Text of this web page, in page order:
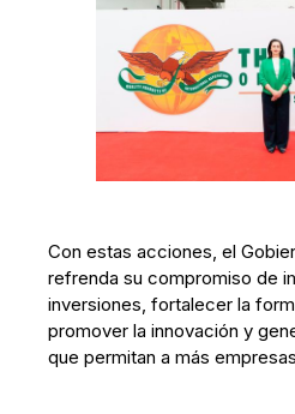
Con estas acciones, el
refrenda su compromiso de
inversiones, fortalecer la
promover la innovación y
que permitan a más